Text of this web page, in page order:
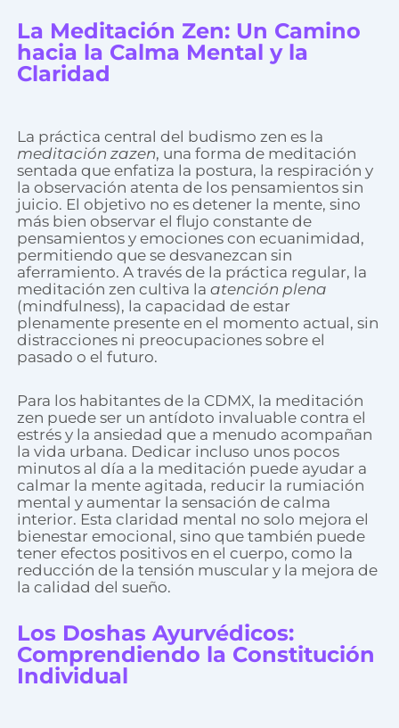
La Meditación Zen: Un Camino
hacia la Calma Mental y la
Claridad
La práctica central del budismo zen es la
meditación zazen, una forma de meditación
sentada que enfatiza la postura, la respiración y
la observación atenta de los pensamientos sin
juicio. El objetivo no es detener la mente, sino
más bien observar el flujo constante de
pensamientos y emociones con ecuanimidad,
permitiendo que se desvanezcan sin
aferramiento. A través de la práctica regular, la
meditación zen cultiva laatención plena
(mindfulness), la capacidad de estar
plenamente presente en el momento actual, sin
distracciones ni preocupaciones sobre el
pasado o el futuro.
Para los habitantes de la CDMX, la meditación
zen puede ser un antídoto invaluable contra el
estrés y la ansiedad que a menudo acompañan
la vida urbana. Dedicar incluso unos pocos
minutos al día a la meditación puede ayudar a
calmar la mente agitada, reducir la rumiación
mental y aumentar la sensación de calma
interior. Esta claridad mental no solo mejora el
bienestar emocional, sino que también puede
tener efectos positivos en el cuerpo, como la
reducción de la tensión muscular y la mejora de
la calidad del sueño.
Los Doshas Ayurvédicos:
Comprendiendo la Constitución
Individual